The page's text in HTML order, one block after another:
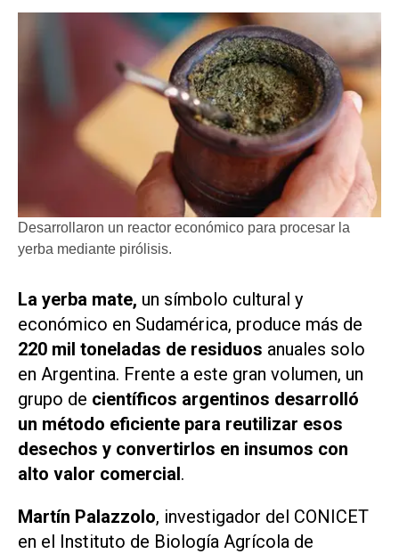
Desarrollaron un reactor económico para procesar la
yerba mediante pirólisis.
La yerba mate, un símbolo cultural y
económico en Sudamérica, produce más de
220 mil toneladas de residuos anuales solo
en Argentina. Frente a este gran volumen, un
grupo de científicos argentinos desarrolló
un método eficiente para reutilizar esos
desechos y convertirlos en insumos con
alto valor comercial.
Martín Palazzolo, investigador del CONICET
en el Instituto de Biología Agrícola de